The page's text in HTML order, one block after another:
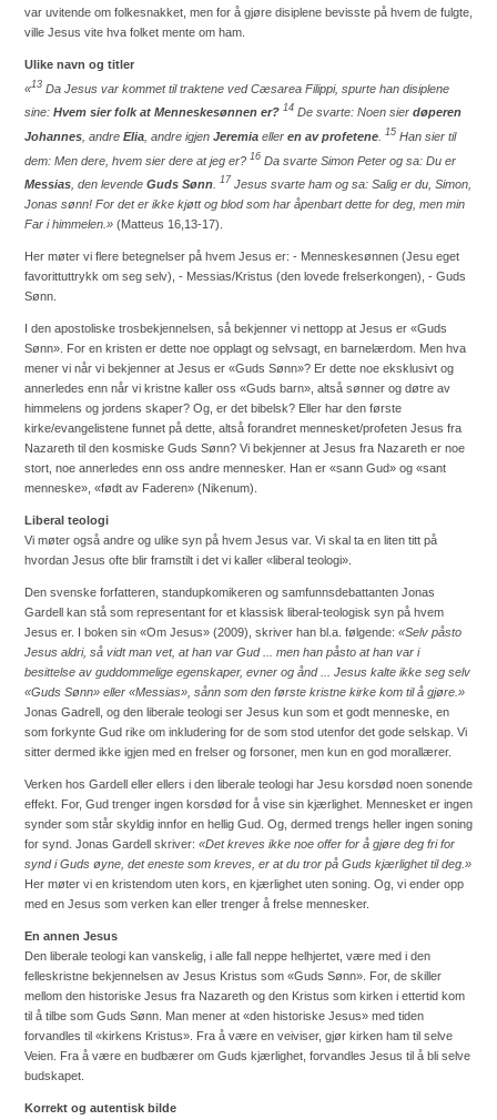
var uvitende om folkesnakket, men for å gjøre disiplene bevisste på hvem de fulgte,
ville Jesus vite hva folket mente om ham.
Ulike navn og titler
«13 Da Jesus var kommet til traktene ved Cæsarea Filippi, spurte han disiplene
sine: Hvem sier folk at Menneskesønnen er? 14 De svarte: Noen sier døperen
Johannes , andre Elia , andre igjen Jeremia eller en av profetene 15 Han sier til
dem: Men dere, hvem sier dere at jeg er? 16 Da svarte Simon Peter og sa: Du er
Messias , den levende Guds Sønn 17 Jesus svarte ham og sa: Salig er du, Simon,
Jonas sønn! For det er ikke kjøtt og blod som har åpenbart dette for deg, men min
Far i himmelen.» (Matteus 16,13-17).
Her møter vi flere betegnelser på hvem Jesus er: - Menneskesønnen (Jesu eget
favorittuttrykk om seg selv), - Messias/Kristus (den lovede frelserkongen), - Guds
Sønn.
I den apostoliske trosbekjennelsen, så bekjenner vi nettopp at Jesus er «Guds
Sønn». For en kristen er dette noe opplagt og selvsagt, en barnelærdom. Men hva
mener vi når vi bekjenner at Jesus er «Guds Sønn»? Er dette noe eksklusivt og
annerledes enn når vi kristne kaller oss «Guds barn», altså sønner og døtre av
himmelens og jordens skaper? Og, er det bibelsk? Eller har den første
kirke/evangelistene funnet på dette, altså forandret mennesket/profeten Jesus fra
Nazareth til den kosmiske Guds Sønn? Vi bekjenner at Jesus fra Nazareth er noe
stort, noe annerledes enn oss andre mennesker. Han er «sann Gud» og «sant
menneske», «født av Faderen» (Nikenum).
Liberal teologi
Vi møter også andre og ulike syn på hvem Jesus var. Vi skal ta en liten titt på
hvordan Jesus ofte blir framstilt i det vi kaller «liberal teologi».
Den svenske forfatteren, standupkomikeren og samfunnsdebattanten Jonas
Gardell kan stå som representant for et klassisk liberal-teologisk syn på hvem
Jesus er. I boken sin «Om Jesus» (2009), skriver han bl.a. følgende: «Selv påsto
Jesus aldri, så vidt man vet, at han var Gud ... men han påsto at han var i
besittelse av guddommelige egenskaper, evner og ånd ... Jesus kalte ikke seg selv
«Guds Sønn» eller «Messias», sånn som den første kristne kirke kom til å gjøre.»
Jonas Gadrell, og den liberale teologi ser Jesus kun som et godt menneske, en
som forkynte Gud rike om inkludering for de som stod utenfor det gode selskap. Vi
sitter dermed ikke igjen med en frelser og forsoner, men kun en god morallærer.
Verken hos Gardell eller ellers i den liberale teologi har Jesu korsdød noen sonende
effekt. For, Gud trenger ingen korsdød for å vise sin kjærlighet. Mennesket er ingen
synder som står skyldig innfor en hellig Gud. Og, dermed trengs heller ingen soning
for synd. Jonas Gardell skriver: «Det kreves ikke noe offer for å gjøre deg fri for
synd i Guds øyne, det eneste som kreves, er at du tror på Guds kjærlighet til deg.»
Her møter vi en kristendom uten kors, en kjærlighet uten soning. Og, vi ender opp
med en Jesus som verken kan eller trenger å frelse mennesker.
En annen Jesus
Den liberale teologi kan vanskelig, i alle fall neppe helhjertet, være med i den
felleskristne bekjennelsen av Jesus Kristus som «Guds Sønn». For, de skiller
mellom den historiske Jesus fra Nazareth og den Kristus som kirken i ettertid kom
til å tilbe som Guds Sønn. Man mener at «den historiske Jesus» med tiden
forvandles til «kirkens Kristus». Fra å være en veiviser, gjør kirken ham til selve
Veien. Fra å være en budbærer om Guds kjærlighet, forvandles Jesus til å bli selve
budskapet.
Korrekt og autentisk bilde